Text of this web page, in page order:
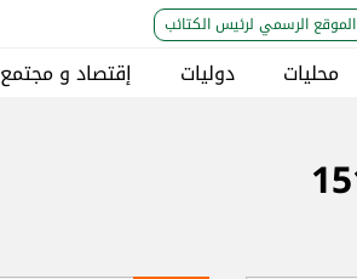
الموقع الرسمي لرئيس الكتائب
محليات دوليات إقتصاد و مجتمع